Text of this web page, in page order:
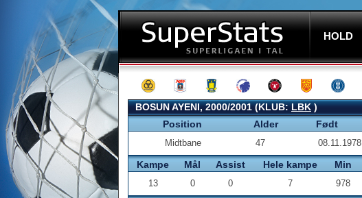
HOLD
BOSUN AYENI, 2000/2001 (KLUB:LBK)
Position
Alder Født
Midtbane 47 08.11.1978
Kampe Mål Assist Hele kampe Min
13 0 0 7 978